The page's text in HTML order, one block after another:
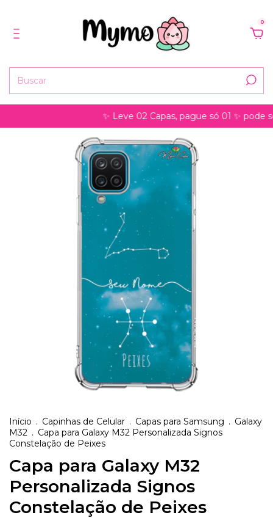
0
✨ Leve 02 Capas, pague só 01 ✨ pode
Início . Capinhas de Celular . Capas para Samsung . Galaxy
M32 . Capa para Galaxy M32 Personalizada Signos
Constelação de Peixes
Capa para Galaxy M32
Personalizada Signos
Constelação de Peixes